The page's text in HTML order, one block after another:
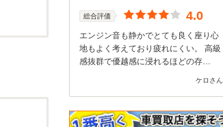
総合評価 4.0
エンジン音も静かでとても良く座り心
地もよく考えており疲れにくい。 高級
感抜群で優越感に浸れるほどの存…
ケロさん